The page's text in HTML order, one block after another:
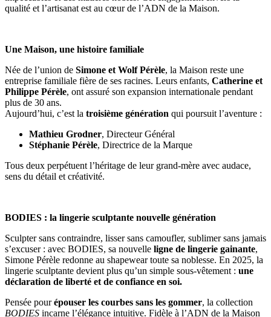
qualité et l’artisanat est au cœur de l’ADN de la Maison.
Une Maison, une histoire familiale
Née de l’union de Simone et Wolf Pérèle, la Maison reste une
entreprise familiale fière de ses racines. Leurs enfants, Catherine et
Philippe Pérèle, ont assuré son expansion internationale pendant
plus de 30 ans.
Aujourd’hui, c’est la troisième génération qui poursuit l’aventure :
Mathieu Grodner, Directeur Général
Stéphanie Pérèle, Directrice de la Marque
Tous deux perpétuent l’héritage de leur grand-mère avec audace,
sens du détail et créativité.
BODIES : la lingerie sculptante nouvelle génération
Sculpter sans contraindre, lisser sans camoufler, sublimer sans jamais
s’excuser : avec BODIES, sa nouvelle ligne de lingerie gainante,
Simone Pérèle redonne au shapewear toute sa noblesse. En 2025, la
lingerie sculptante devient plus qu’un simple sous-vêtement : une
déclaration de liberté et de confiance en soi.
Pensée pourépouser les courbes sans les gommer, la collection
BODIES incarne l’élégance intuitive. Fidèle à l’ADN de la Maison